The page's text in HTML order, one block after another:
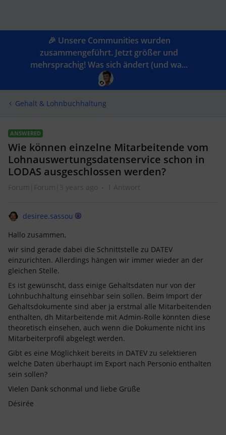
🎉 Unsere Communities wurden
zusammengeführt. Jetzt größer und
mehrsprachig! Was sich ändert (und wa...
Gehalt & Lohnbuchhaltung
ANSWERED
Wie können einzelne Mitarbeitende vom
Lohnauswertungsdatenservice schon in
LODAS ausgeschlossen werden?
Forum|Forum|3 years ago 1 Antwort
desiree.sassou
Hallo zusammen,
wir sind gerade dabei die Schnittstelle zu DATEV
einzurichten. Allerdings hängen wir immer wieder an der
gleichen Stelle.
Es ist gewünscht, dass einige Gehaltsdaten nur von der
Lohnbuchhaltung einsehbar sein sollen. Beim Import der
Gehaltsdokumente sind aber ja erstmal alle Mitarbeitenden
enthalten, dh Mitarbeitende mit Admin-Rolle könnten diese
theoretisch einsehen, auch wenn die Dokumente nicht ins
Mitarbeiterprofil abgelegt werden.
Gibt es eine Möglichkeit bereits in DATEV zu selektieren
welche Daten überhaupt im Export nach Personio enthalten
sein sollen?
Vielen Dank schonmal und liebe Grüße
Désirée